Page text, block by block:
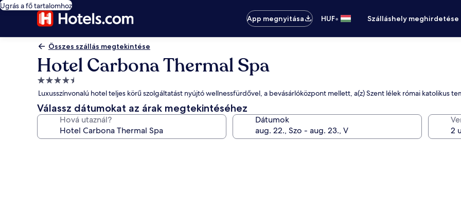
Ugrás a fő tartalomhoz
App megnyitása
HUF• Szálláshely meghirdetése
Összes szállás megtekintése
Hotel Carbona Thermal Spa
4.5
csillagos
szálláshely
Luxusszínvonalú hotel teljes körű szolgáltatást nyújtó wellnessfürdővel, a bevásárlóközpont mellett, a(z) Szent lélek római katolikus
Válassz dátumokat az árak megtekintéséhez
Hová utaznál? Dátumok